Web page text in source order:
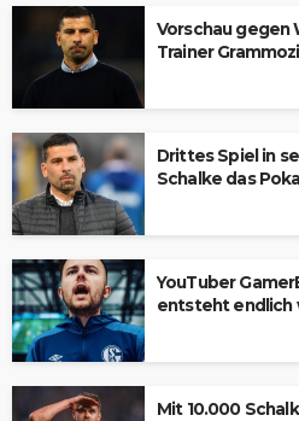
Vorschau gegen
Trainer
Drittes Spiel in
Schalke das
YouTuber
entsteht endlich
Mit 10.000